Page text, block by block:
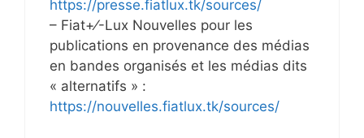
https://presse.fiatlux.tk/sources/
– Fiat+⁄-Lux Nouvelles pour les
publications en provenance des médias
en bandes organisés et les médias dits
« alternatifs » :
https://nouvelles.fiatlux.tk/sources/